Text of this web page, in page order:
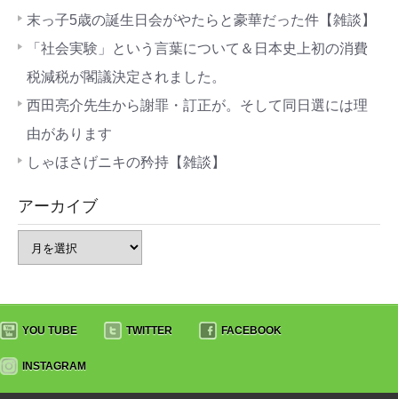
末っ子5歳の誕生日会がやたらと豪華だった件【雑談】
「社会実験」という言葉について＆日本史上初の消費
税減税が閣議決定されました。
西田亮介先生から謝罪・訂正が。そして同日選には理
由があります
しゃほさげニキの矜持【雑談】
アーカイブ
YOU TUBE TWITTER FACEBOOK
INSTAGRAM